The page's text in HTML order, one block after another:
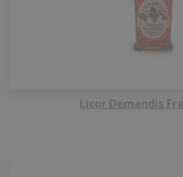
Licor Demandis